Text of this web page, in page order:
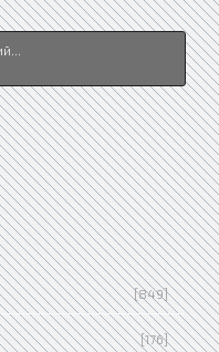
[849]
[176]